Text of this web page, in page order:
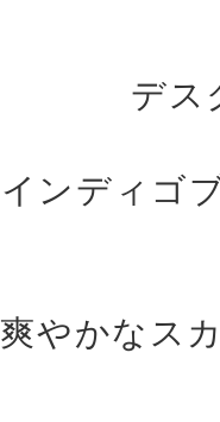
デス
インディゴ
爽やかなス